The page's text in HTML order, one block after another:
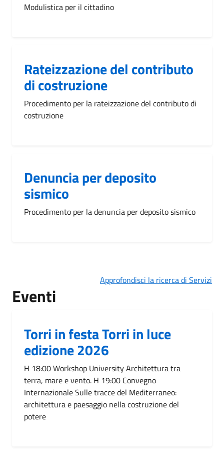
Modulistica per il cittadino
Rateizzazione del contributo
di costruzione
Procedimento per la rateizzazione del contributo di
costruzione
Denuncia per deposito
sismico
Procedimento per la denuncia per deposito sismico
Approfondisci la ricerca di Servizi
Eventi
Torri in festa Torri in luce
edizione 2026
H 18:00 Workshop University Architettura tra
terra, mare e vento. H 19:00 Convegno
Internazionale Sulle tracce del Mediterraneo:
architettura e paesaggio nella costruzione del
potere